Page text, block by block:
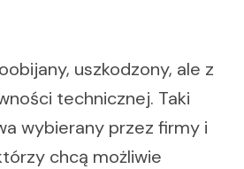
uszkodzony, ale z
technicznej. Taki
wybierany przez firmy i
chcą możliwie